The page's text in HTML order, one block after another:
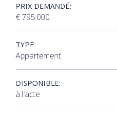
PRIX DEMANDÉ:
€ 795.000
TYPE:
Appartement
DISPONIBLE:
à l'acte